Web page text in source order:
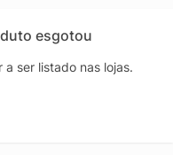
esgotou
ser listado nas lojas.